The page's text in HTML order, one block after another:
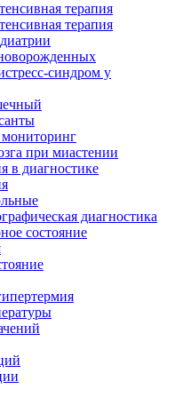
терапия
терапия
синдром у
при миастении
в диагностике
диагностика
состояние